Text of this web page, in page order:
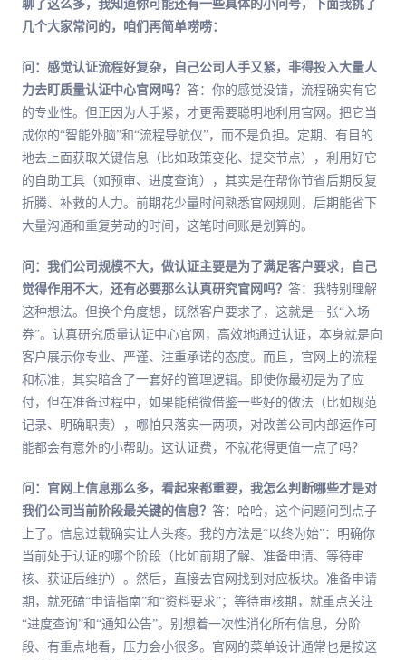
聊了这么多，我知道你可能还有一些具体的小问号，下面我挑了
几个大家常问的，咱们再简单唠唠：
问：感觉认证流程好复杂，自己公司人手又紧，非得投入大量人
力去盯质量认证中心官网吗？ 答：你的感觉没错，流程确实有它
的专业性。但正因为人手紧，才更需要聪明地利用官网。把它当
成你的“智能外脑”和“流程导航仪”，而不是负担。定期、有目的
地去上面获取关键信息（比如政策变化、提交节点），利用好它
的自助工具（如预审、进度查询），其实是在帮你节省后期反复
折腾、补救的人力。前期花少量时间熟悉官网规则，后期能省下
大量沟通和重复劳动的时间，这笔时间账是划算的。
问：我们公司规模不大，做认证主要是为了满足客户要求，自己
觉得作用不大，还有必要那么认真研究官网吗？ 答：我特别理解
这种想法。但换个角度想，既然客户要求了，这就是一张“入场
券”。认真研究质量认证中心官网，高效地通过认证，本身就是向
客户展示你专业、严谨、注重承诺的态度。而且，官网上的流程
和标准，其实暗含了一套好的管理逻辑。即使你最初是为了应
付，但在准备过程中，如果能稍微借鉴一些好的做法（比如规范
记录、明确职责），哪怕只落实一两项，对改善公司内部运作可
能都会有意外的小帮助。这认证费，不就花得更值一点了吗？
问：官网上信息那么多，看起来都重要，我怎么判断哪些才是对
我们公司当前阶段最关键的信息？ 答：哈哈，这个问题问到点子
上了。信息过载确实让人头疼。我的方法是“以终为始”：明确你
当前处于认证的哪个阶段（比如前期了解、准备申请、等待审
核、获证后维护）。然后，直接去官网找到对应板块。准备申请
期，就死磕“申请指南”和“资料要求”；等待审核期，就重点关注
“进度查询”和“通知公告”。别想着一次性消化所有信息，分阶
段、有重点地看，压力会小很多。官网的菜单设计通常也是按这